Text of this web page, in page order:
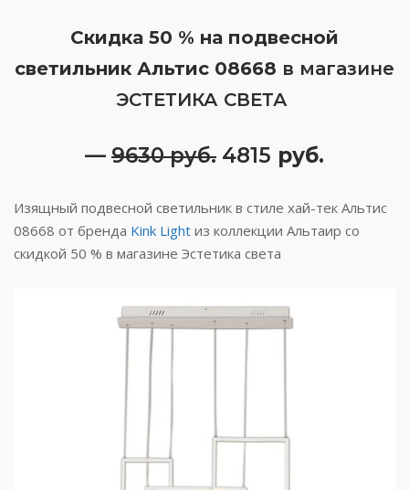
Скидка 50 % на подвесной
светильник Альтис 08668 в магазине
ЭСТЕТИКА СВЕТА
— 9630 руб. 4815 руб.
Изящный подвесной светильник в стиле хай-тек Альтис
08668 от бренда Kink Light из коллекции Альтаир со
скидкой 50 % в магазине Эстетика света